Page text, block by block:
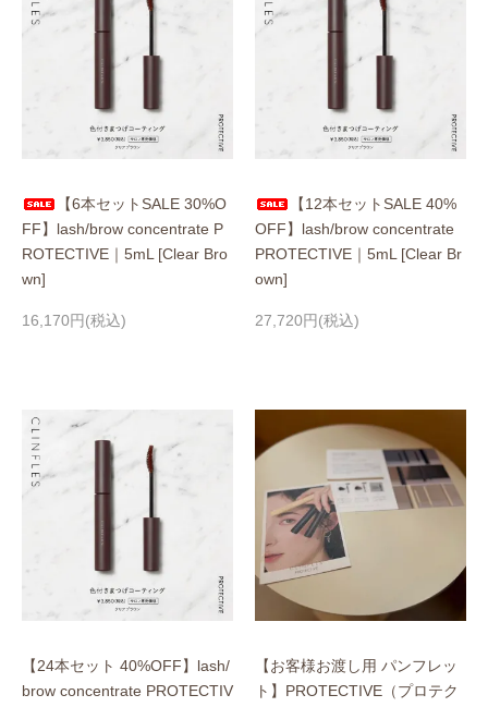
【6本セットSALE 30%O
FF】lash/brow concentrate P
ROTECTIVE｜5mL [Clear Bro
wn]
16,170円(税込)
【12本セットSALE 40%
OFF】lash/brow concentrate
PROTECTIVE｜5mL [Clear Br
own]
27,720円(税込)
【24本セット 40%OFF】lash/
brow concentrate PROTECTIV
【お客様お渡し用 パンフレッ
ト】PROTECTIVE（プロテク